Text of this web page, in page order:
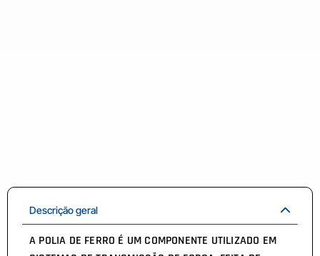
Descrição geral
A POLIA DE FERRO É UM COMPONENTE UTILIZADO EM